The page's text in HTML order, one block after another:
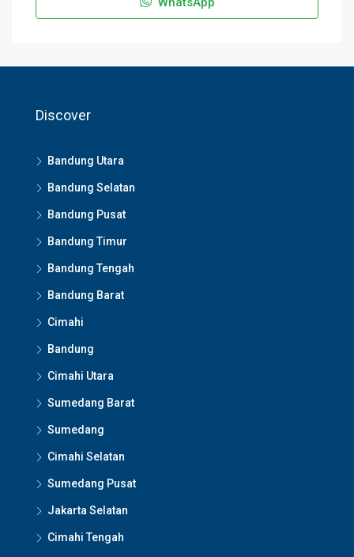
Discover
Bandung Utara
Bandung Selatan
Bandung Pusat
Bandung Timur
Bandung Tengah
Bandung Barat
Cimahi
Bandung
Cimahi Utara
Sumedang Barat
Sumedang
Cimahi Selatan
Sumedang Pusat
Jakarta Selatan
Cimahi Tengah